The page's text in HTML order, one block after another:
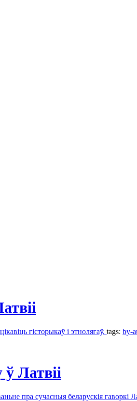
гісторыкаў і этнолягаў. tags: by-
Латвіі
пра сучасныя беларускія гаворкі